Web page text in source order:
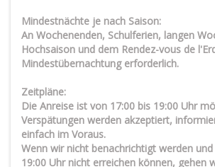
Mindestnächte je nach Saison:
An Wochenenden, Schulferien, langen
Hochsaison und dem Rendez-vous de
Mindestübernachtung erforderlich.
Zeitpläne:
Die Anreise ist von 17:00 bis 19:00 Uhr
Verspätungen werden akzeptiert,
einfach im Voraus.
Wenn wir nicht benachrichtigt werden
19:00 Uhr nicht erreichen können, gehen